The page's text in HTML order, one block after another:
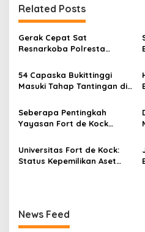
a
s
i
o
Related Posts
Gerak Cepat Sat
Resnarkoba Polresta
Sabu Berhasil Diamankan
54 Capaska Bukittinggi
Masuki Tahap Tantingan di
Seberapa Pentingkah
Yayasan Fort de Kock
Perekonomian Masyarakat
Jam Gadang?
Universitas Fort de Kock:
Status Kepemilikan Aset
News Feed